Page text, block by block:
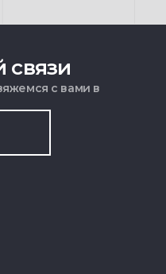
связи
с вами в